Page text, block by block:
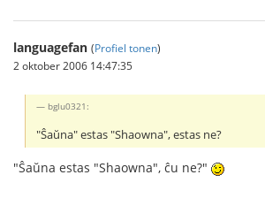
languagefan (Profiel tonen)
2 oktober 2006 14:47:35
bglu0321:
"Ŝaŭna" estas "Shaowna", estas ne?
"Ŝaŭna estas "Shaowna", ĉu ne?"